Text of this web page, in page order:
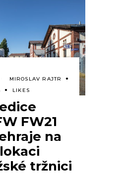
MIROSLAV RAJTR
LIKES
FW21
na
tržnici